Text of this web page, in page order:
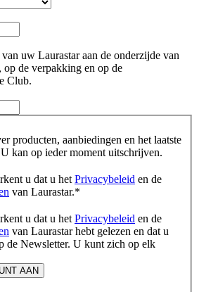
uw Laurastar aan de onderzijde van
op de verpakking en op de
Club.
producten, aanbiedingen en het laatste
kan op ieder moment uitschrijven.
u dat u het Privacybeleid en de
van Laurastar.*
u dat u het Privacybeleid en de
van Laurastar hebt gelezen en dat u
de Newsletter. U kunt zich op elk
AAN